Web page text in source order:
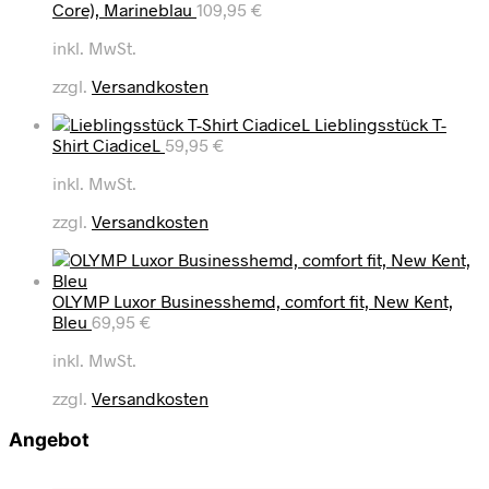
Core), Marineblau 109,95 €
inkl. MwSt.
zzgl. Versandkosten
Lieblingsstück T-
Shirt CiadiceL 59,95 €
inkl. MwSt.
zzgl. Versandkosten
OLYMP Luxor Businesshemd, comfort fit, New Kent,
Bleu 69,95 €
inkl. MwSt.
zzgl. Versandkosten
Angebot